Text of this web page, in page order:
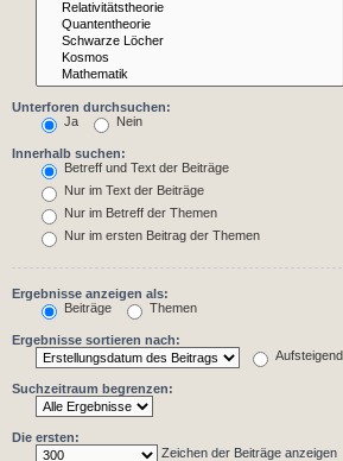
Unterforen durchsuchen:
Ja
Nein
Innerhalb suchen:
Betreff und Text der Beiträge
Nur im Text der Beiträge
Nur im Betreff der Themen
Nur im ersten Beitrag der Themen
Ergebnisse anzeigen als:
Beiträge
Themen
Ergebnisse sortieren nach:
Aufsteigend
Suchzeitraum begrenzen:
Die ersten:
Zeichen der Beiträge anzeigen